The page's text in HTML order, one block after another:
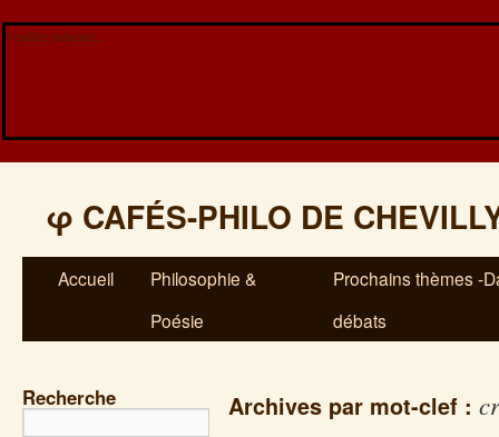
Veuillez patienter...
φ CAFÉS-PHILO DE
Accueil
Philosophie &
Poésie
Prochains thèmes -
débats
Recherche Archives par mot-clef :